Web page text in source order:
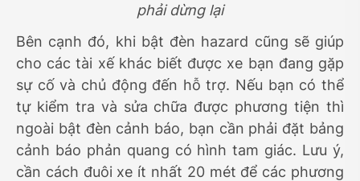
phải dừng lại
Bên cạnh đó, khi bật đèn hazard cũng sẽ giúp
cho các tài xế khác biết được xe bạn đang gặp
sự cố và chủ động đến hỗ trợ. Nếu bạn có thể
tự kiểm tra và sửa chữa được phương tiện thì
ngoài bật đèn cảnh báo, bạn cần phải đặt bảng
cảnh báo phản quang có hình tam giác. Lưu ý,
cần cách đuôi xe ít nhất 20 mét để các phương